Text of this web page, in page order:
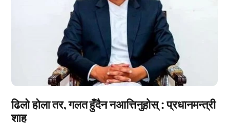
ढिलो होला तर, गलत हुँदैन नआत्तिनुहोस् : प्रधानमन्त्री
शाह